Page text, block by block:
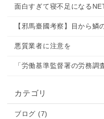
面白すぎて寝不足になる
【邪󠄂馬臺國考察】目から鱗
悪質業者に注意を
「労働基準監督署の労務調
カテゴリ
ブログ (7)